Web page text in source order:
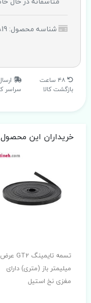
شناسه محصول: 63819
۴۸ ساعت
بازگشت کالا
سراسر
خریداران این
میلیمتر باز (متری) دارای
مغزی نخ استیل